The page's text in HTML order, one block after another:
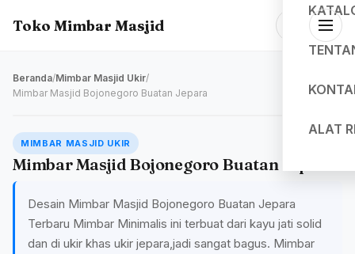
Toko Mimbar Masjid
ALAT
Beranda/Mimbar Masjid Ukir/
Mimbar Masjid Bojonegoro Buatan Jepara
MIMBAR MASJID UKIR
Mimbar Masjid Bojonegoro Buatan Jepara
Desain Mimbar Masjid Bojonegoro Buatan Jepara
Terbaru Mimbar Minimalis ini terbuat dari kayu jati solid
dan di ukir khas ukir jepara,jadi sangat bagus. Mimbar